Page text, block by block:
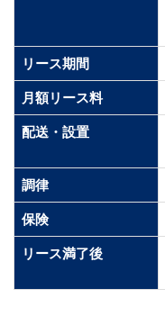
リース期間
月額リース料
配送・設置
調律
保険
リース満了後